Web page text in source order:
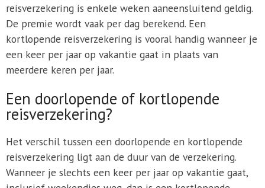
reisverzekering is enkele weken aaneensluitend geldig.
De premie wordt vaak per dag berekend. Een
kortlopende reisverzekering is vooral handig wanneer je
een keer per jaar op vakantie gaat in plaats van
meerdere keren per jaar.
Een doorlopende of kortlopende
reisverzekering?
Het verschil tussen een doorlopende en kortlopende
reisverzekering ligt aan de duur van de verzekering.
Wanneer je slechts een keer per jaar op vakantie gaat,